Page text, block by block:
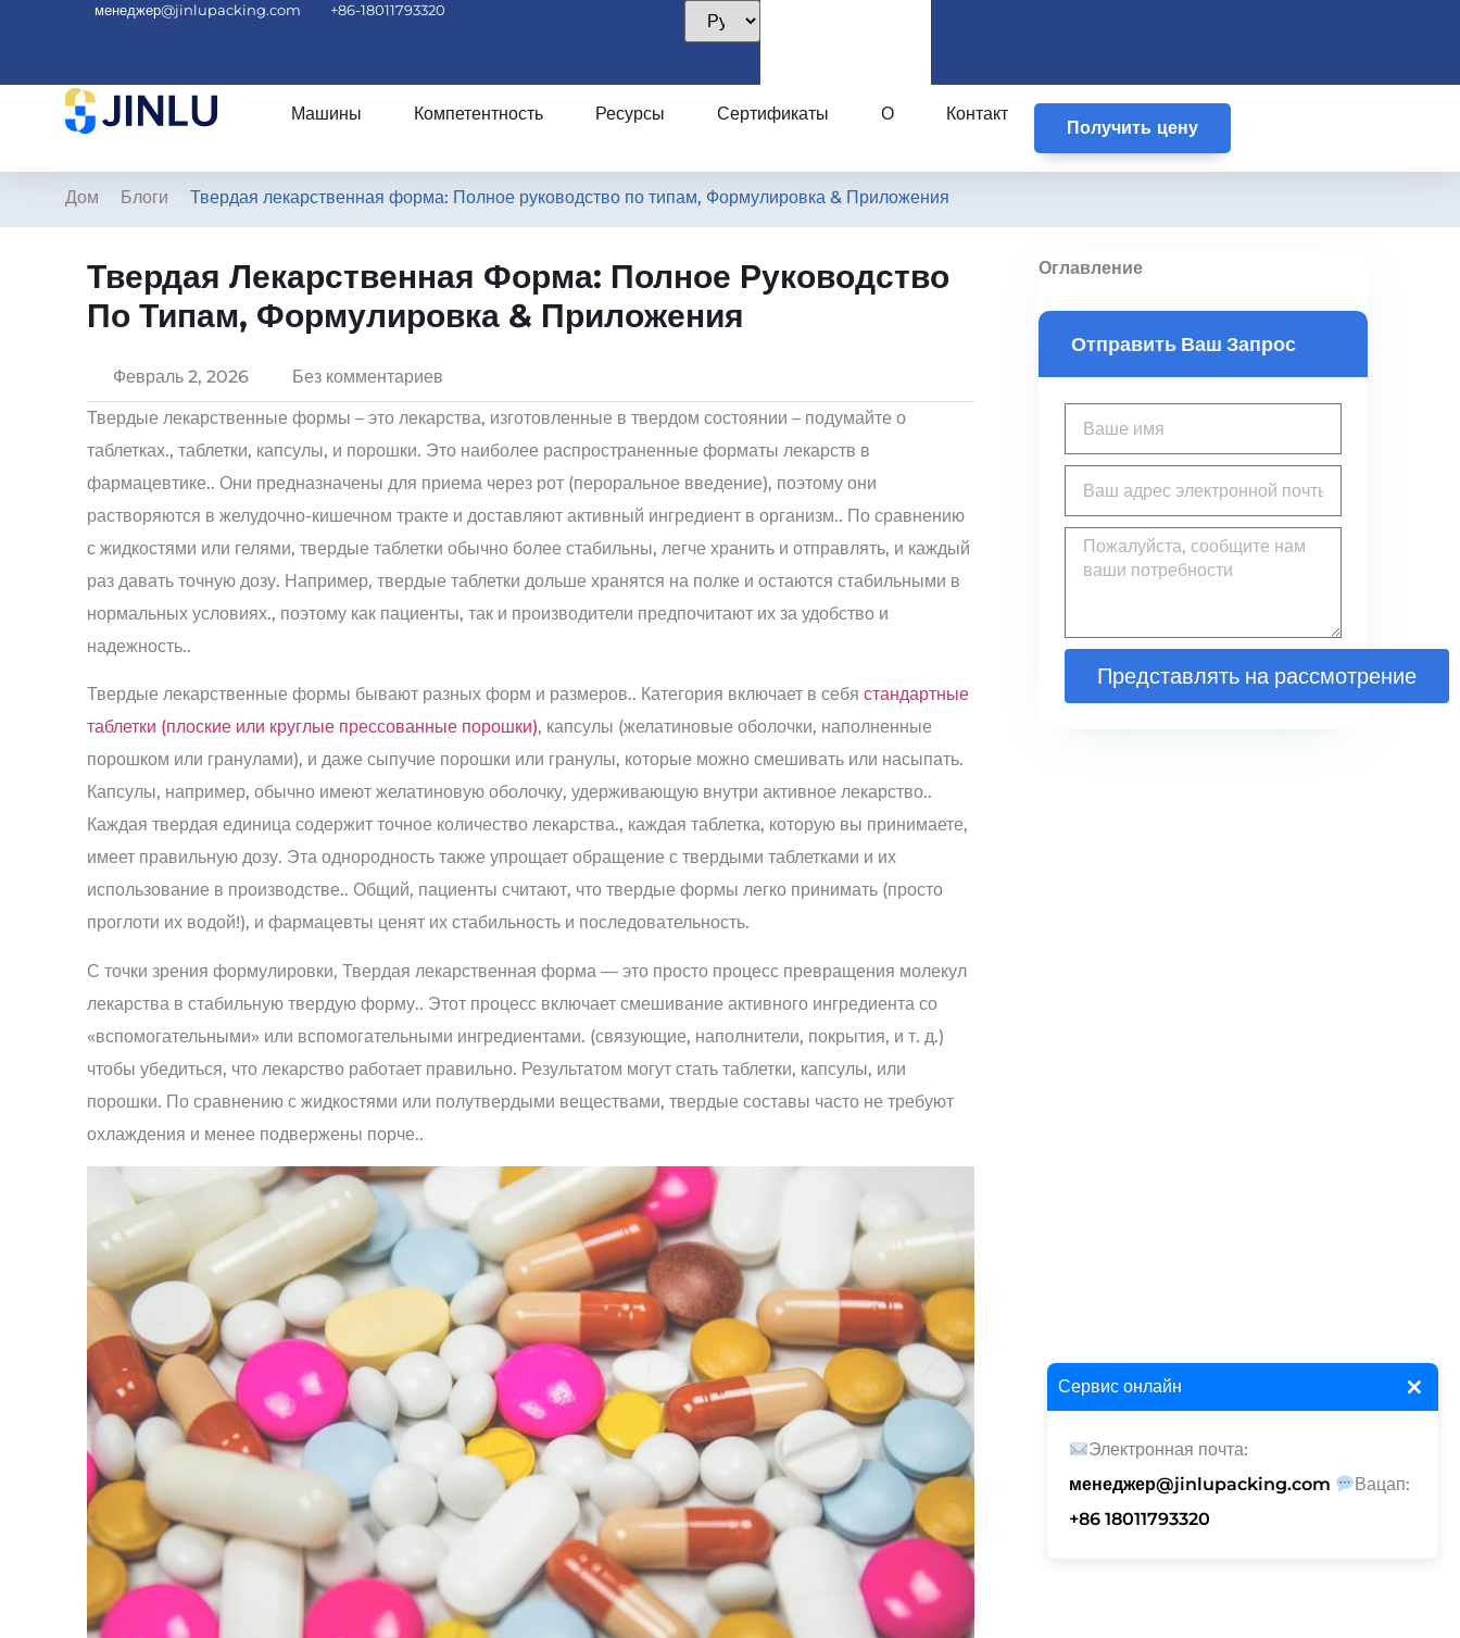
×
Сервис онлайн
Электронная почта:
менеджер@jinlupacking.com
Вацап:
+86 18011793320
менеджер@jinlupacking.com +86-18011793320
Машины Компетентность Ресурсы Сертификаты О Контакт
Получить цену
Дом Блоги Твердая лекарственная форма: Полное руководство по типам, Формулировка & Приложения
Твердая Лекарственная Форма: Полное Руководство
По Типам, Формулировка & Приложения
Февраль 2, 2026
Без комментариев
Твердые лекарственные формы – это лекарства, изготовленные в твердом состоянии – подумайте о
таблетках., таблетки, капсулы, и порошки. Это наиболее распространенные форматы лекарств в
фармацевтике.. Они предназначены для приема через рот (пероральное введение), поэтому они
растворяются в желудочно-кишечном тракте и доставляют активный ингредиент в организм.. По сравнению
с жидкостями или гелями, твердые таблетки обычно более стабильны, легче хранить и отправлять, и каждый
раз давать точную дозу. Например, твердые таблетки дольше хранятся на полке и остаются стабильными в
нормальных условиях., поэтому как пациенты, так и производители предпочитают их за удобство и
надежность..
Твердые лекарственные формы бывают разных форм и размеров.. Категория включает в себя стандартные
таблетки (плоские или круглые прессованные порошки), капсулы (желатиновые оболочки, наполненные
порошком или гранулами), и даже сыпучие порошки или гранулы, которые можно смешивать или насыпать.
Капсулы, например, обычно имеют желатиновую оболочку, удерживающую внутри активное лекарство..
Каждая твердая единица содержит точное количество лекарства., каждая таблетка, которую вы принимаете,
имеет правильную дозу. Эта однородность также упрощает обращение с твердыми таблетками и их
использование в производстве.. Общий, пациенты считают, что твердые формы легко принимать (просто
проглоти их водой!), и фармацевты ценят их стабильность и последовательность.
С точки зрения формулировки, Твердая лекарственная форма — это просто процесс превращения молекул
лекарства в стабильную твердую форму.. Этот процесс включает смешивание активного ингредиента со
«вспомогательными» или вспомогательными ингредиентами. (связующие, наполнители, покрытия, и т. д.)
чтобы убедиться, что лекарство работает правильно. Результатом могут стать таблетки, капсулы, или
порошки. По сравнению с жидкостями или полутвердыми веществами, твердые составы часто не требуют
охлаждения и менее подвержены порче..
Оглавление
Отправить Ваш Запрос
Представлять на рассмотрение